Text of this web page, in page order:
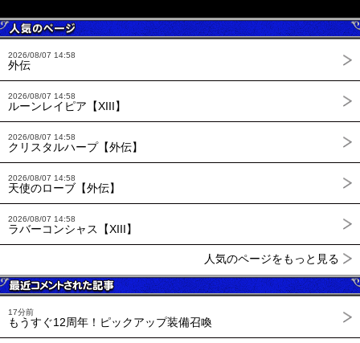
2026/08/07 14:58
外伝
2026/08/07 14:58
ルーンレイピア【XIII】
2026/08/07 14:58
クリスタルハープ【外伝】
2026/08/07 14:58
天使のローブ【外伝】
2026/08/07 14:58
ラバーコンシャス【XIII】
人気のページをもっと見る
17分前
もうすぐ12周年！ピックアップ装備召喚